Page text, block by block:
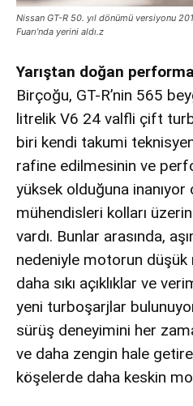
Nissan GT-R 50. yıl dönümü versiyonu
Fuarı’nda yerini aldı.z
Yarıştan doğan
Birçoğu, GT-R’nin 565
litrelik V6 24 valfli çift
biri kendi takumi
rafine edilmesinin ve
yüksek olduğuna
mühendisleri kolları
vardı. Bunlar arasında,
nedeniyle motorun düşük
daha sıkı açıklıklar ve
yeni turboşarjlar
sürüş deneyimini her
ve daha zengin hale
köşelerde daha keskin